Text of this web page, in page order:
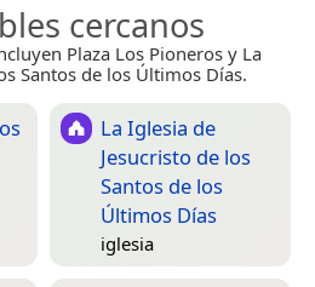
cercanos
Plaza Los Pioneros y La
Santos de los Últimos Días.
La Iglesia de
Jesucristo de los
Santos de los
Últimos Días
iglesia